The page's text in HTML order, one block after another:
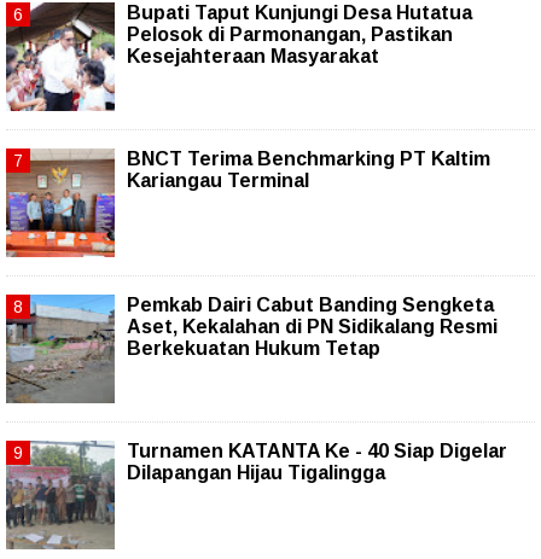
Bupati Taput Kunjungi Desa Hutatua
Pelosok di Parmonangan, Pastikan
Kesejahteraan Masyarakat
BNCT Terima Benchmarking PT Kaltim
Kariangau Terminal
Pemkab Dairi Cabut Banding Sengketa
Aset, Kekalahan di PN Sidikalang Resmi
Berkekuatan Hukum Tetap
Turnamen KATANTA Ke - 40 Siap Digelar
Dilapangan Hijau Tigalingga